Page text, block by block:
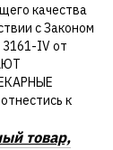
качества
с Законом
IV от
к
товар,